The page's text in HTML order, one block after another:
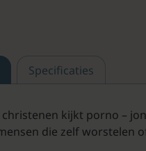
Specificaties
christenen kijkt porno –
die zelf worstelen